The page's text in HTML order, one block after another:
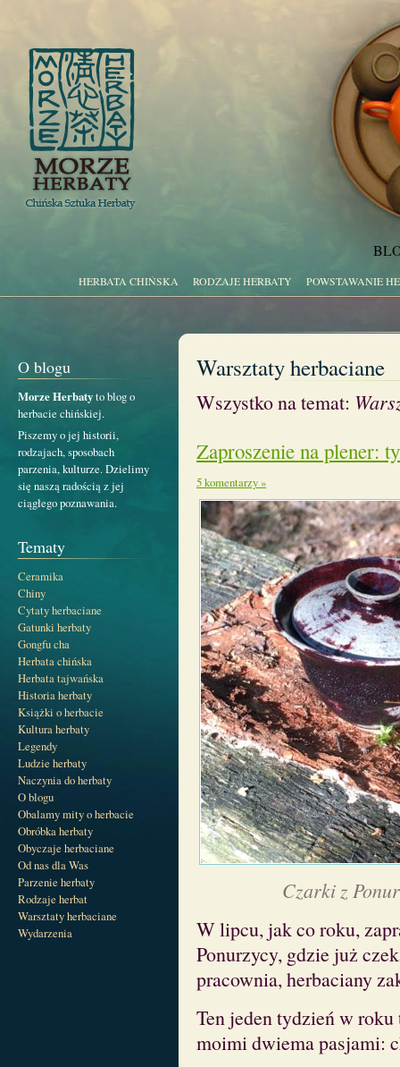
HERBATA CHIŃSKA RODZAJE HERBATY POWSTAWANIE
O blogu
Morze Herbatyto blog o
herbacie chińskiej.
Piszemy o jej historii,
rodzajach, sposobach
parzenia, kulturze. Dzielimy
się naszą radością z jej
ciągłego poznawania.
Tematy
Ceramika
Chiny
Cytaty herbaciane
Gatunki herbaty
Gongfu cha
Herbata chińska
Herbata tajwańska
Historia herbaty
Książki o herbacie
Kultura herbaty
Legendy
Ludzie herbaty
Naczynia do herbaty
O blogu
Obalamy mity o herbacie
Obróbka herbaty
Obyczaje herbaciane
Od nas dla Was
Parzenie herbaty
Rodzaje herbat
Warsztaty herbaciane
Wydarzenia
Warsztaty herbaciane
Wszystko na temat:
Zaproszenie na plener:
5 komentarzy »
Czarki z
W lipcu, jak co roku,
Ponurzycy, gdzie już
pracownia, herbaciany
Ten jeden tydzień w
moimi dwiema pasjami: